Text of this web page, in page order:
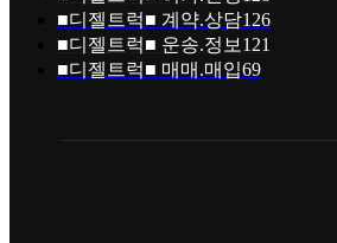
■디젤트럭■ 계약.상담126
■디젤트럭■ 운송.정보 121
■디젤트럭■ 매매.매입69